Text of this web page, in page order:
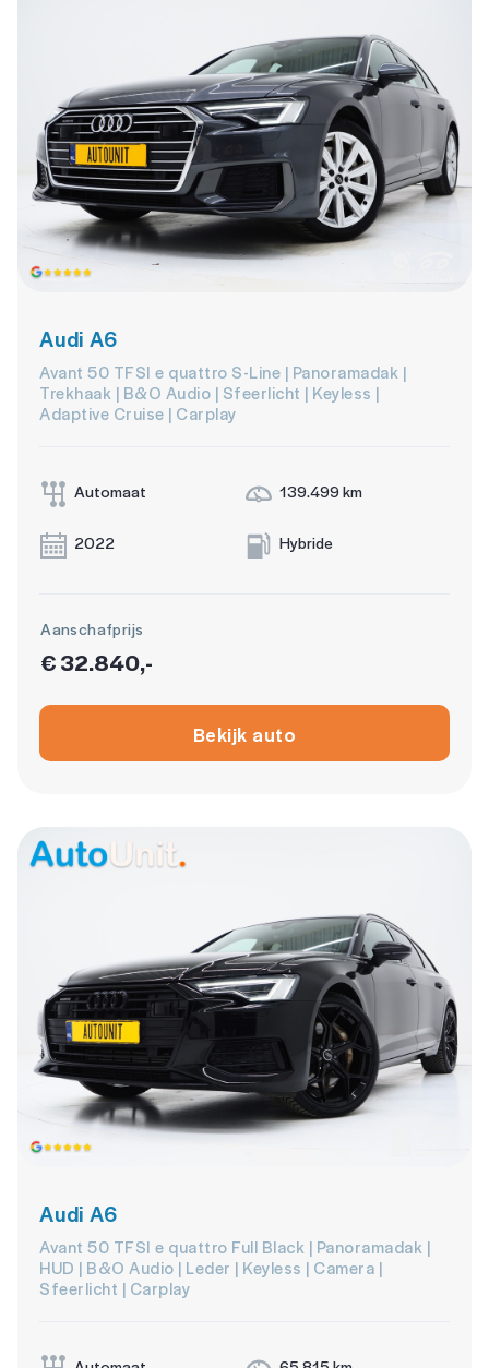
Audi A6
Avant 50 TFSI e quattro S-Line | Panoramadak |
Trekhaak | B&O Audio | Sfeerlicht | Keyless |
Adaptive Cruise | Carplay
Automaat 139.499 km
2022 Hybride
Aanschafprijs
€ 32.840,-
Bekijk auto
Audi A6
Avant 50 TFSI e quattro Full Black | Panoramadak |
HUD | B&O Audio | Leder | Keyless | Camera |
Sfeerlicht | Carplay